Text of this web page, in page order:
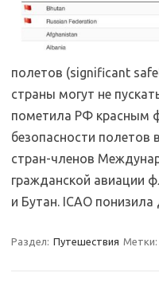
полетов (significant
страны могут не
пометила РФ красным
безопасности полетов
стран-членов
гражданской авиации
и Бутан. ICAO понизила
Раздел: Путешествия Метки: